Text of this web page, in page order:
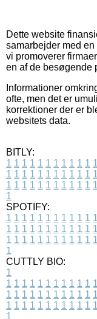
Dette website
samarbejder med
vi promoverer
en af de besøgende
Informationer
ofte, men det er
korrektioner der er
websitets data.
BITLY:
1 1 1 1 1 1 1 1 1 1 1 1
1 1 1 1 1 1 1 1 1 1 1 1
1 1 1 1 1 1 1 1 1 1 1 1
1
SPOTIFY:
1 1 1 1 1 1 1 1 1 1 1 1
1 1 1 1 1 1 1 1 1 1 1 1
1 1 1 1 1 1 1 1 1 1 1 1
1
CUTTLY BIO:
1
1 1 1 1 1 1 1 1 1 1 1 1
1 1 1 1 1 1 1 1 1 1 1 1
1 1 1 1 1 1 1 1 1 1 1 1
1